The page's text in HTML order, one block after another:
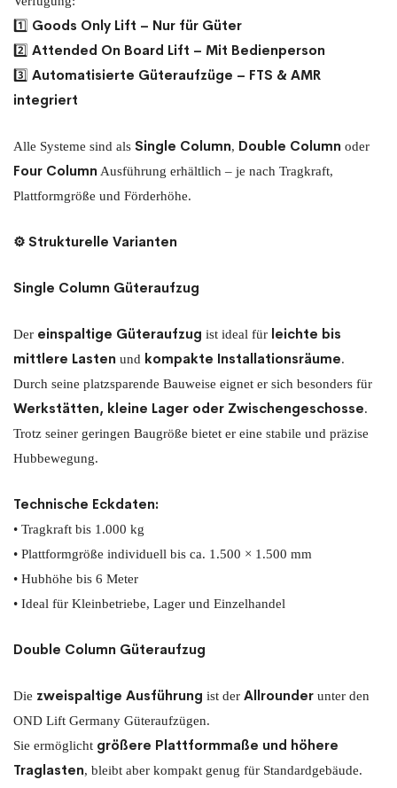
1️⃣ Goods Only Lift – Nur für Güter
2️⃣ Attended On Board Lift – Mit Bedienperson
3️⃣ Automatisierte Güteraufzüge – FTS & AMR
integriert
Alle Systeme sind als Single Column, Double Column oder
Four Column Ausführung erhältlich – je nach Tragkraft,
Plattformgröße und Förderhöhe.
⚙️ Strukturelle Varianten
Single Column Güteraufzug
Der einspaltige Güteraufzug ist ideal für leichte bis
mittlere Lasten und kompakte Installationsräume.
Durch seine platzsparende Bauweise eignet er sich besonders für
Werkstätten, kleine Lager oder Zwischengeschosse.
Trotz seiner geringen Baugröße bietet er eine stabile und präzise
Hubbewegung.
Technische Eckdaten:
• Tragkraft bis 1.000 kg
• Plattformgröße individuell bis ca. 1.500 × 1.500 mm
• Hubhöhe bis 6 Meter
• Ideal für Kleinbetriebe, Lager und Einzelhandel
Double Column Güteraufzug
Die zweispaltige Ausführung ist der Allrounder unter den
OND Lift Germany Güteraufzügen.
Sie ermöglicht größere Plattformmaße und höhere
Traglasten, bleibt aber kompakt genug für Standardgebäude.